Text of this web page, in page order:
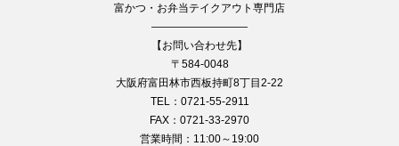
富かつ・お弁当テイクアウト専門店
—————————
【お問い合わせ先】
〒584-0048
大阪府富田林市西板持町8丁目2-22
TEL：0721-55-2911
FAX：0721-33-2970
営業時間：11:00～19:00